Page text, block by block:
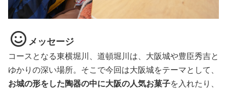
メッセージ
コースとなる東横堀川、道頓堀川は、大阪城や豊臣秀吉と
ゆかりの深い場所。そこで今回は大阪城をテーマとして、
お城の形をした陶器の中に大阪の人気お菓子を入れたり、